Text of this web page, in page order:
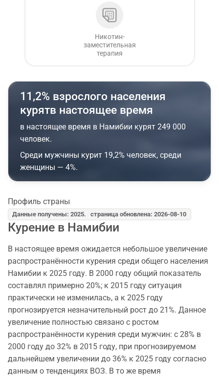
Никотин-
заместительная
терапия
11,2% взрослого населения
курятв настоящее время
в настоящее время в Намибии курят 249 000
человек.
Среди мужчины курит 19,2% человек, среди
женщины — 4%.
Профиль страны
Данные получены: 2025. страница обновлена: 2026-08-10
Курение в Намибии
В настоящее время ожидается небольшое увеличение
распространённости курения среди общего населения
Намибии к 2025 году. В 2000 году общий показатель
составлял примерно 20%; к 2015 году ситуация
практически не изменилась, а к 2025 году
прогнозируется незначительный рост до 21%. Данное
увеличение полностью связано с ростом
распространённости курения среди мужчин: с 28% в
2000 году до 32% в 2015 году, при прогнозируемом
дальнейшем увеличении до 36% к 2025 году согласно
данным о тенденциях ВОЗ. В то же время